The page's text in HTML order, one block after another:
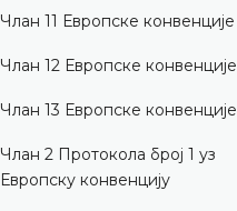
Члан 11 Европске конвенције
Члан 12 Европске конвенције
Члан 13 Европске конвенције
Члан 2 Протокола број 1 уз
Европску конвенцију